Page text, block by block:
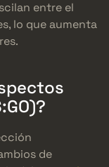
entre el
lo que aumenta
de